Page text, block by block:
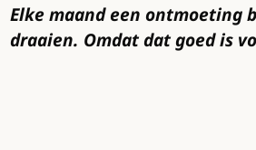
Elke maand een ontmoeting
draaien. Omdat dat goed is